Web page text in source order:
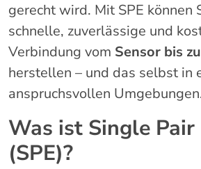
gerecht wird. Mit SPE können
schnelle, zuverlässige und
Verbindung vom Sensor bis
herstellen – und das selbst in
anspruchsvollen
Was ist Single
(SPE)?